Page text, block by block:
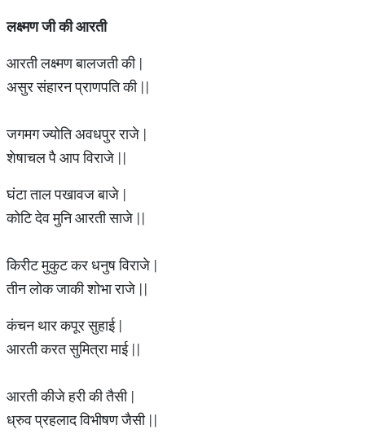
लक्ष्मणजीकीआरती
आरती लक्ष्मण बालजती की |
असुर संहारन प्राणपति की ||
जगमग ज्योति अवधपुर राजे |
शेषाचल पै आप विराजे ||
घंटा ताल पखावज बाजे |
कोटि देव मुनि आरती साजे ||
किरीट मुकुट कर धनुष विराजे |
तीन लोक जाकी शोभा राजे ||
कंचन थार कपूर सुहाई |
आरती करत सुमित्रा माई ||
आरती कीजे हरी की तैसी |
ध्रुव प्रहलाद विभीषण जैसी ||